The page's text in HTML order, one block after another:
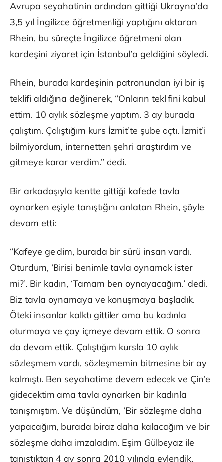
Avrupa seyahatinin ardından gittiği Ukrayna’da
3,5 yıl İngilizce öğretmenliği yaptığını aktaran
Rhein, bu süreçte İngilizce öğretmeni olan
kardeşini ziyaret için İstanbul’a geldiğini söyledi.
Rhein, burada kardeşinin patronundan iyi bir iş
teklifi aldığına değinerek, “Onların teklifini kabul
ettim. 10 aylık sözleşme yaptım. 3 ay burada
çalıştım. Çalıştığım kurs İzmit’te şube açtı. İzmit’i
bilmiyordum, internetten şehri araştırdım ve
gitmeye karar verdim.” dedi.
Bir arkadaşıyla kentte gittiği kafede tavla
oynarken eşiyle tanıştığını anlatan Rhein, şöyle
devam etti:
“Kafeye geldim, burada bir sürü insan vardı.
Oturdum, ‘Birisi benimle tavla oynamak ister
mi?’. Bir kadın, ‘Tamam ben oynayacağım.’ dedi.
Biz tavla oynamaya ve konuşmaya başladık.
Öteki insanlar kalktı gittiler ama bu kadınla
oturmaya ve çay içmeye devam ettik. O sonra
da devam ettik. Çalıştığım kursla 10 aylık
sözleşmem vardı, sözleşmemin bitmesine bir ay
kalmıştı. Ben seyahatime devem edecek ve Çin’e
gidecektim ama tavla oynarken bir kadınla
tanışmıştım. Ve düşündüm, ‘Bir sözleşme daha
yapacağım, burada biraz daha kalacağım ve bir
sözleşme daha imzaladım. Eşim Gülbeyaz ile
tanıştıktan 4 ay sonra 2010 yılında evlendik.